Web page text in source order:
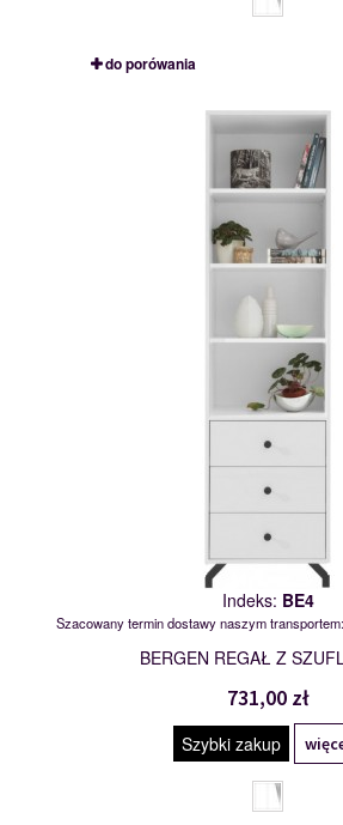
do porówania
Indeks: BE4
Szacowany termin dostawy naszym
BERGEN REGAŁ Z
731,00 zł
Szybki zakup